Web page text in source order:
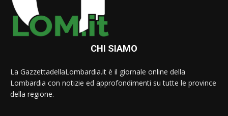
CHI SIAMO
La GazzettadellaLombardia.it è il giornale online della
Lombardia con notizie ed approfondimenti su tutte le province
della regione.